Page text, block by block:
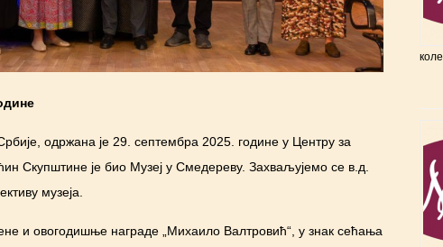
одржана је 29. септембра 2025. године у Центру за
Скупштине је био Музеј у Смедереву. Захваљујемо се в.д.
музеја.
и овогодишње награде „Михаило Валтровић“, у знак сећања